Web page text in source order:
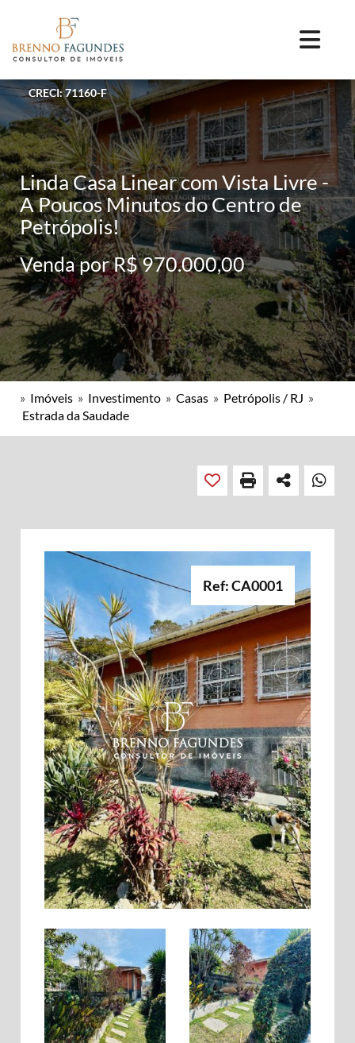
CRECI: 71160-F
Linda Casa Linear com Vista Livre -
A Poucos Minutos do Centro de
Petrópolis!
Venda por R$ 970.000,00
» Imóveis » Investimento » Casas » Petrópolis / RJ »
Estrada da Saudade
Ref: CA0001